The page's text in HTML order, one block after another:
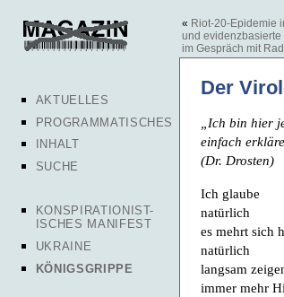
AKTUELLES
PROGRAMMATISCHES
INHALT
SUCHE
KONSPIRATIONIST-
ISCHES MANIFEST
UKRAINE
KÖNIGSGRIPPE
« Riot-20-Epidemie
und
im Gespräch mit
Der
„Ich bin hier
einfach
(Dr. Drosten)
Ich glaube
natürlich
es mehrt sich
natürlich
langsam
immer mehr